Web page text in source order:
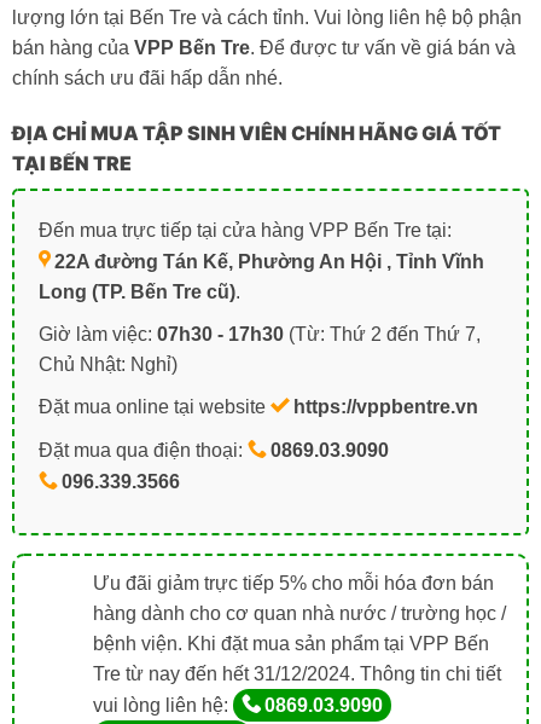
lượng lớn tại Bến Tre và cách tỉnh. Vui lòng liên hệ bộ phận
bán hàng của VPP Bến Tre. Để được tư vấn về giá bán và
chính sách ưu đãi hấp dẫn nhé.
ĐỊA CHỈ MUA TẬP SINH VIÊN CHÍNH HÃNG GIÁ TỐT
TẠI BẾN TRE
Đến mua trực tiếp tại cửa hàng VPP Bến Tre tại:
22A đường Tán Kế, Phường An Hội , Tỉnh Vĩnh
Long (TP. Bến Tre cũ).
Giờ làm việc: 07h30 - 17h30 (Từ: Thứ 2 đến Thứ 7,
Chủ Nhật: Nghỉ)
Đặt mua online tại website https://vppbentre.vn
Đặt mua qua điện thoại:
0869.03.9090
096.339.3566
Ưu đãi giảm trực tiếp 5% cho mỗi hóa đơn bán
hàng dành cho cơ quan nhà nước / trường học /
bệnh viện. Khi đặt mua sản phẩm tại VPP Bến
Tre từ nay đến hết 31/12/2024. Thông tin chi tiết
vui lòng liên hệ:
0869.03.9090